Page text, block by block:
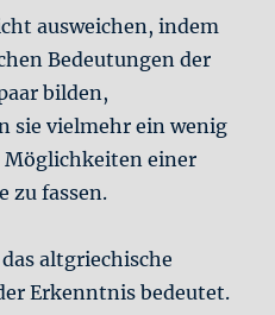
ausweichen, indem
Bedeutungen der
bilden,
sie vielmehr ein wenig
Möglichkeiten einer
zu fassen.
altgriechische
Erkenntnis bedeutet.